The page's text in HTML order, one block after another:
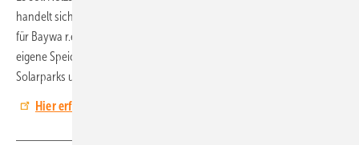
handelt sich dabei um eines der ersten Standalone-Batterieprojekte
für Baywa r.e., nachdem das Unternehmen zuvor ausschließlich
eigene Speichersysteme in Hybridprojekten (Kombination aus
Solarparks und Windenergie) betrieben hatte. (HS)
Hier erfahren Sie mehr über Asset Operations bei Baywa r.e.